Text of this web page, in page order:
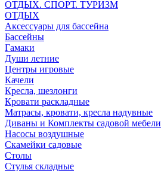
ОТДЫХ. СПОРТ. ТУРИЗМ
ОТДЫХ
Аксессуары для бассейна
Бассейны
Гамаки
Души летние
Центры игровые
Качели
Кресла, шезлонги
Кровати раскладные
Матрасы, кровати, кресла надувные
Диваны и Комплекты садовой мебели
Насосы воздушные
Скамейки садовые
Столы
Стулья складные